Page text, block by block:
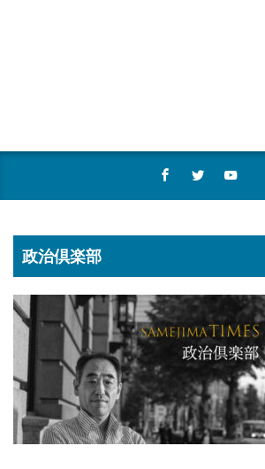
政治倶楽部